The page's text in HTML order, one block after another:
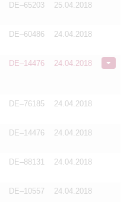
DE–65203 25.04.2018
DE–60486 24.04.2018
DE–14476 24.04.2018
DE–76185 24.04.2018
DE–14476 24.04.2018
DE–88131 24.04.2018
DE–10557 24.04.2018